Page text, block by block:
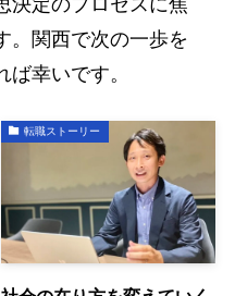
。関西で次の一歩を
幸いです。
転職ストーリー